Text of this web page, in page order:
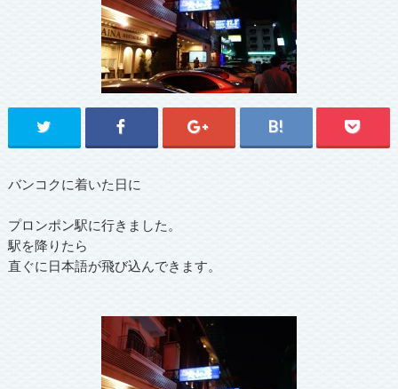
バンコクに着いた日に
プロンポン駅に行きました。
駅を降りたら
直ぐに日本語が飛び込んできます。